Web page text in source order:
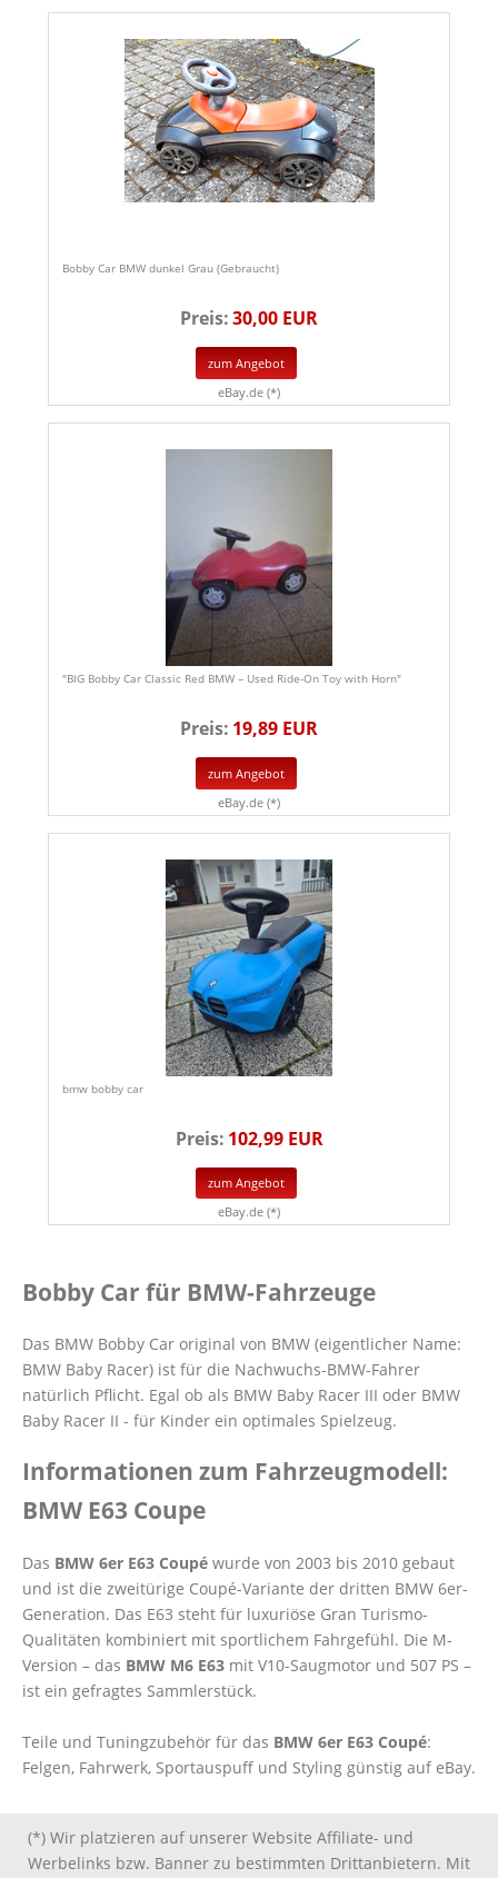
Bobby Car BMW dunkel Grau (Gebraucht)
Preis:30,00 EUR
zum Angebot
eBay.de (*)
"BIG Bobby Car Classic Red BMW – Used Ride-On Toy with Horn"
Preis: 19,89 EUR
zum Angebot
eBay.de (*)
bmw bobby car
Preis: 102,99 EUR
zum Angebot
eBay.de (*)
Bobby Car für BMW-Fahrzeuge
Das BMW Bobby Car original von BMW (eigentlicher Name:
BMW Baby Racer) ist für die Nachwuchs-BMW-Fahrer
natürlich Pflicht. Egal ob als BMW Baby Racer III oder BMW
Baby Racer II - für Kinder ein optimales Spielzeug.
Informationen zum Fahrzeugmodell:
BMW E63 Coupe
Das BMW 6er E63 Coupé wurde von 2003 bis 2010 gebaut
und ist die zweitürige Coupé-Variante der dritten BMW 6er-
Generation. Das E63 steht für luxuriöse Gran Turismo-
Qualitäten kombiniert mit sportlichem Fahrgefühl. Die M-
Version – das BMW M6 E63 mit V10-Saugmotor und 507 PS –
ist ein gefragtes Sammlerstück.
Teile und Tuningzubehör für das BMW 6er E63 Coupé:
Felgen, Fahrwerk, Sportauspuff und Styling günstig auf eBay.
(*) Wir platzieren auf unserer Website Affiliate- und
Werbelinks bzw. Banner zu bestimmten Drittanbietern. Mit